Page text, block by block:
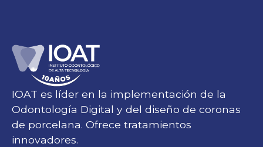
IOAT es líder en la implementación de la
Odontología Digital y del diseño de coronas
de porcelana. Ofrece tratamientos
innovadores.